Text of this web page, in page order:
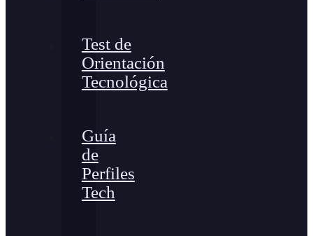
Test de
Orientación
Tecnológica
Guía
de
Perfiles
Tech